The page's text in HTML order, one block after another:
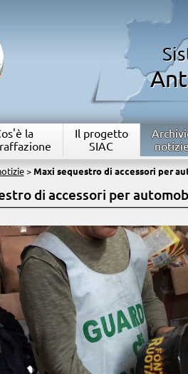
la
Il progetto
SIAC
> Maxi sequestro di accessori per
di accessori per